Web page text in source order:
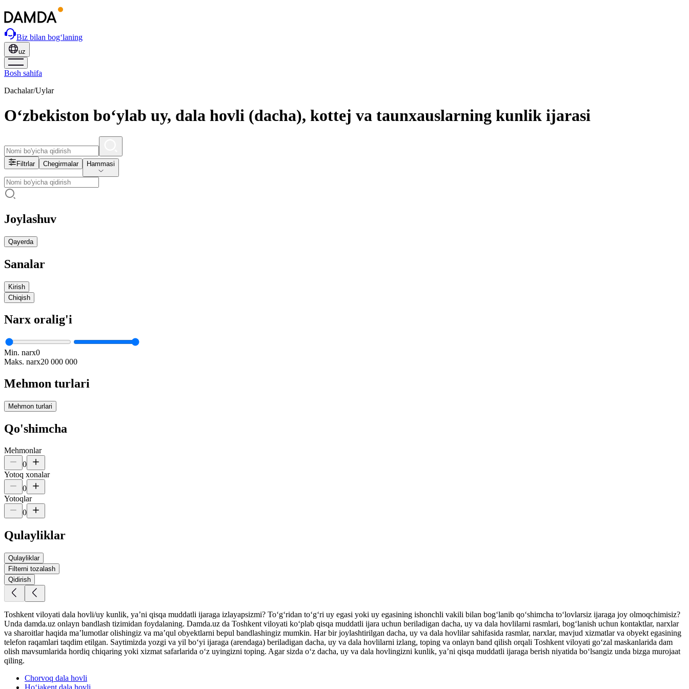
Biz bilan bog‘laning
uz
Bosh sahifa
Dachalar/Uylar
O‘zbekiston bo‘ylab uy, dala hovli (dacha), kottej va taunxauslarning kunlik ijarasi
Filtrlar Chegirmalar Hammasi
Joylashuv
Qayerda
Sanalar
Kirish
Chiqish
Narx oralig'i
Min. narx0
Maks. narx20 000 000
Mehmon turlari
Mehmon turlari
Qo'shimcha
Mehmonlar
0
Yotoq xonalar
0
Yotoqlar
0
Qulayliklar
Qulayliklar
Filterni tozalash
Qidirish
Toshkent viloyati dala hovli/uy kunlik, yaʼni qisqa muddatli ijaraga izlayapsizmi? To‘g‘ridan to‘g‘ri uy egasi yoki uy egasining ishonchli vakili bilan bog‘lanib qo‘shimcha to‘lovlarsiz ijaraga joy olmoqchimisiz?
Unda damda.uz onlayn bandlash tizimidan foydalaning. Damda.uz da Toshkent viloyati ko‘plab qisqa muddatli ijara uchun beriladigan dacha, uy va dala hovlilarni rasmlari, bog‘lanish uchun kontaktlar, narxlar
va sharoitlar haqida maʼlumotlar olishingiz va maʼqul obyektlarni bepul bandlashingiz mumkin. Har bir joylashtirilgan dacha, uy va dala hovlilar sahifasida rasmlar, narxlar, mavjud xizmatlar va obyekt egasining
telefon raqamlari taqdim etilgan. Saytimizda yozgi va yil bo‘yi ijaraga (arendaga) beriladigan dacha, uy va dala hovlilarni izlang, toping va onlayn band qilish orqali Toshkent viloyati go‘zal maskanlarida dam
olish mavsumlarida hordiq chiqaring yoki xizmat safarlarida o‘z uyingizni toping. Agar sizda o‘z dacha, uy va dala hovlingizni kunlik, yaʼni qisqa muddatli ijaraga berish niyatida bo‘lsangiz unda bizga murojaat
qiling.
Chorvoq dala hovli
Ho‘jakent dala hovli